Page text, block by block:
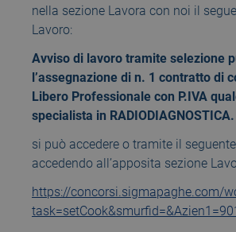
nella sezione Lavora con noi il
Lavoro:
Avviso di lavoro tramite selezione
l’assegnazione di n. 1 contratto di
Libero Professionale con P.IVA
specialista in RADIODIAGNOSTICA.
si può accedere o tramite il
accedendo all’apposita sezione
https://concorsi.sigmapaghe.com/